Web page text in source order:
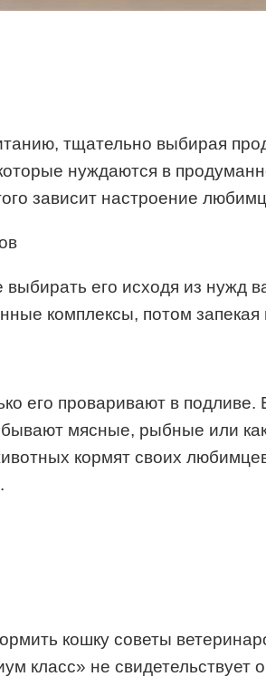
тщательно выбирая
нуждаются в
зависит настроение
его исходя из нужд
комплексы, потом
его проваривают в
мясные, рыбные или
кормят своих
кошку советы
класс» не свидетельствует